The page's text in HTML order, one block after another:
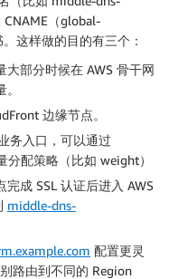
（global-
这样做的目的有三个：
部分时候在 AWS 骨干网
边缘节点。
务入口，可以通过
配策略（比如 weight）
成 SSL 认证后进入 AWS
middle-dns-
配置更灵
路由到不同的 Region